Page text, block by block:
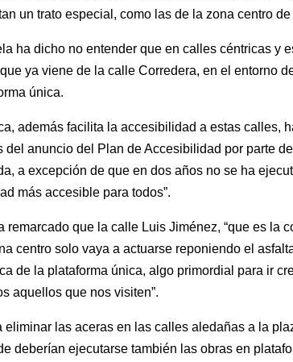
un trato especial, como las de la zona centro de
ha dicho no entender que en calles céntricas y
ya viene de la calle Corredera, en el entorno
única.
además facilita la accesibilidad a estas calles,
del anuncio del Plan de Accesibilidad por parte
a excepción de que en dos años no se ha
más accesible para todos”.
remarcado que la calle Luis Jiménez, “que es la
centro solo vaya a actuarse reponiendo el
de la plataforma única, algo primordial para ir
aquellos que nos visiten”.
eliminar las aceras en las calles aledañas a la
deberían ejecutarse también las obras en